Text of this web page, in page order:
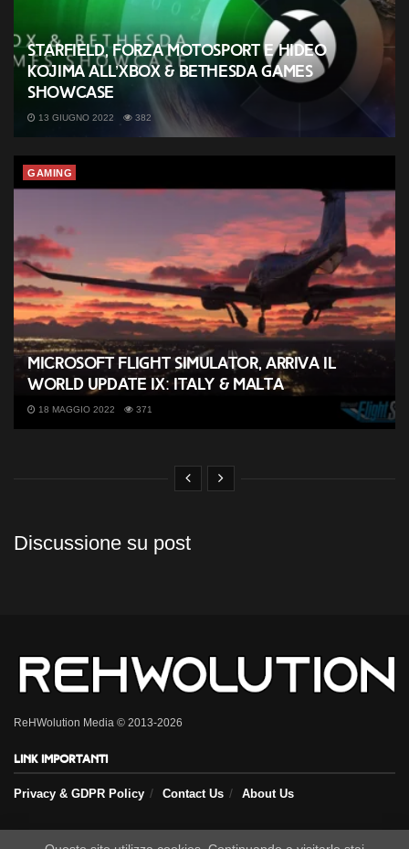
Starfield, Forza Motosport e Hideo
Kojima all’Xbox & Bethesda Games
Showcase
13 GIUGNO 2022 382
GAMING
Microsoft Flight Simulator, arriva il
World Update IX: Italy & Malta
18 MAGGIO 2022 371
Discussione su post
ReHWolution Media © 2013-2026
Link importanti
Privacy & GDPR Policy Contact Us About Us